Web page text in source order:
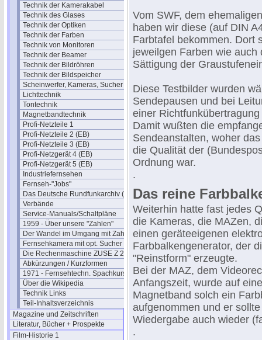
Technik der Kamerakabel
Technik des Glases
Technik der Optiken
Technik der Farben
Technik von Monitoren
Technik der Beamer
Technik der Bildröhren
Technik der Bildspeicher
Scheinwerfer, Kameras, Sucher
Lichttechnik
Tontechnik
Magnetbandtechnik
Profi-Netzteile 1
Profi-Netzteile 2 (EB)
Profi-Netzteile 3 (EB)
Profi-Netzgerät 4 (EB)
Profi-Netzgerät 5 (EB)
Industriefernsehen
Fernseh-"Jobs"
Das Deutsche Rundfunkarchiv (DRA)
Verbände
Service-Manuals/Schaltpläne
1959 - Über unsere "Zahlen"
Der Wandel im Umgang mit Zahlen
Fernsehkamera mit opt. Sucher
Die Rechenmaschine ZUSE Z 22
Abkürzungen / Kurzformen
1971 - Fernsehtechn. Spachkurs
Über die Wikipedia
Technik Links
Teil-Inhaltsverzeichnis
Magazine und Zeitschriften
Literatur, Bücher + Prospekte
Film-Historie 1
Vom SWF, dem
haben wir diese (auf DIN
Farbtafel bekommen. Dort
jeweilgen Farben wie auch
Sättigung der
Diese Testbilder wurden
Sendepausen und bei
einer
Damit wußten die
Sendeanstalten, woher
die Qualität der
Ordnung war.
.
Das reine
Weiterhin hatte fast jedes
die Kameras, die MAZen,
einen geräteeigenen
Farbbalkengenerator, der
"Reinstform" erzeugte.
Bei der MAZ, dem
Anfangszeit, wurde auf
Magnetband solch ein
aufgenommen und er
Wiedergabe auch wieder
.